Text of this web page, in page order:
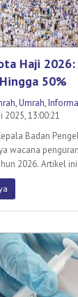
Haji 2026:
50%
,Umrah,
2025, 13:00:21
Badan
wacana
2026. Artikel